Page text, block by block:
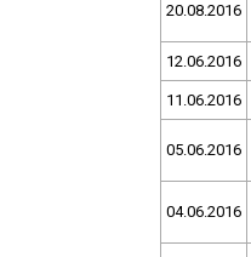
20.08.2016
12.06.2016
11.06.2016
05.06.2016
04.06.2016